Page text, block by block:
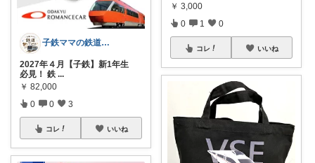
子鉄ママの鉄道Time
2027年４月【子鉄】新1年生
必見！ 鉄 ...
￥ 82,000
0 0 3
コレ いいね
￥ 3,000
0 1 0
コレ いいね